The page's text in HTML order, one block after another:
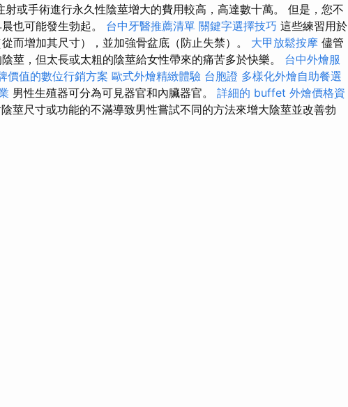
或手術進行永久性陰莖增大的費用較高，高達數十萬。 但是，您不
也可能發生勃起。 台中牙醫推薦清單 關鍵字選擇技巧 這些練習用於
而增加其尺寸），並加強骨盆底（防止失禁）。 大甲放鬆按摩 儘管
莖，但太長或太粗的陰莖給女性帶來的痛苦多於快樂。 台中外燴服
價值的數位行銷方案 歐式外燴精緻體驗 台胞證 多樣化外燴自助餐選
男性生殖器可分為可見器官和內臟器官。 詳細的 buffet 外燴價格資
莖尺寸或功能的不滿導致男性嘗試不同的方法來增大陰莖並改善勃